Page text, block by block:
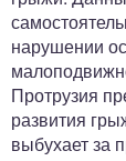
нарушении
Протрузия
развития
выбухает за